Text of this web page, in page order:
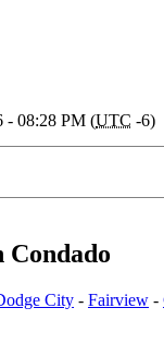
- 08:28 PM (UTC -6)
Condado
City - Fairview -